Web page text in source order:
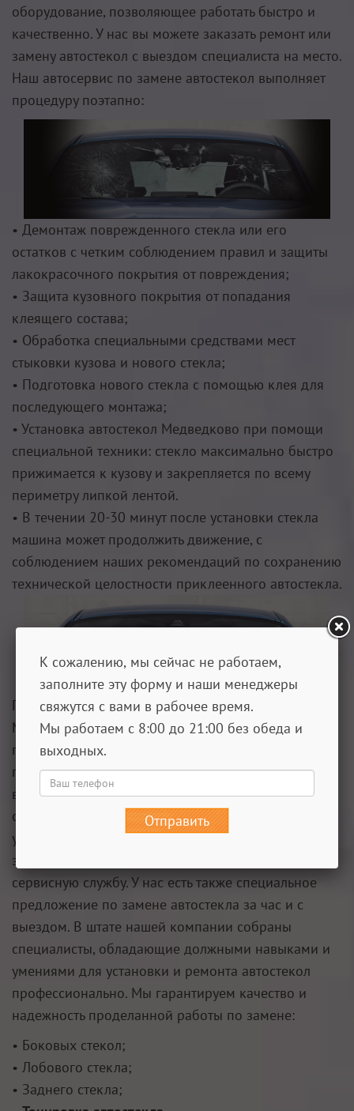
оборудование, позволяющее работать быстро и
качественно. У нас вы можете заказать ремонт или
замену автостекол с выездом специалиста на место.
Наш автосервис по замене автостекол выполняет
процедуру поэтапно:
• Демонтаж поврежденного стекла или его
остатков с четким соблюдением правил и защиты
лакокрасочного покрытия от повреждения;
• Защита кузовного покрытия от попадания
клеящего состава;
• Обработка специальными средствами мест
стыковки кузова и нового стекла;
• Подготовка нового стекла с помощью клея для
последующего монтажа;
• Установка автостекол Медведково при помощи
специальной техники: стекло максимально быстро
прижимается к кузову и закрепляется по всему
периметру липкой лентой.
• В течении 20-30 минут после установки стекла
машина может продолжить движение, с
соблюдением наших рекомендаций по сохранению
технической целостности приклеенного автостекла.
Преимущества наших услуг по замене автостекол в
Медведково Ремонт автостекол Медведково
позволяет устранить царапины и сколы на
поверхности изделия. Когда нет возможности
восстановить стекло, специалисты сервисной
службы рекомендуют его замену. Покупка и
установка автостекол недорого – вот, что получает
заказчик, обратившись за услугами в нашу
сервисную службу. У нас есть также специальное
предложение по замене автостекла за час и с
выездом. В штате нашей компании собраны
специалисты, обладающие должными навыками и
умениями для установки и ремонта автостекол
профессионально. Мы гарантируем качество и
надежность проделанной работы по замене:
• Боковых стекол;
• Лобового стекла;
• Заднего стекла;
К сожалению, мы сейчас не работаем,
заполните эту форму и наши менеджеры
свяжутся с вами в рабочее время.
Мы работаем с 8:00 до 21:00 без обеда и
выходных.
Отправить